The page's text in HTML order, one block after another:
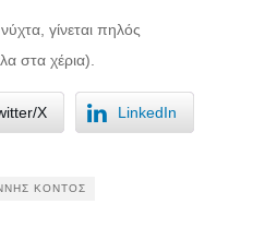
γίνεται πηλός
στα χέρια).
X LinkedIn
ΚΟΝΤΌΣ